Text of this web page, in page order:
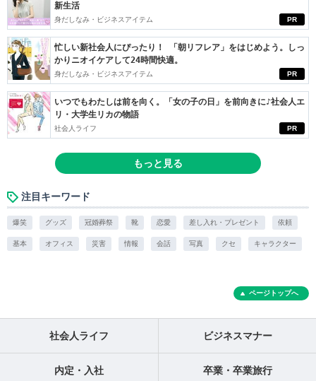
PR
新生活
身だしなみ・ビジネスアイテム
PR
忙しい新社会人にぴったり！ 「朝リフレア」をはじめよう。しっ
かりニオイケアして24時間快適。
身だしなみ・ビジネスアイテム
PR
いつでもわたしは前を向く。「女の子の日」を前向きに♪社会人エ
リ・大学生リカの物語
社会人ライフ
もっと見る
注目キーワード
爆笑 グッズ 冠婚葬祭 靴 恋愛 差し入れ・プレゼント 依頼
基本 オフィス 災害 情報 会話 写真 クセ キャラクター
ページトップへ
社会人ライフ ビジネスマナー
内定・入社 卒業・卒業旅行